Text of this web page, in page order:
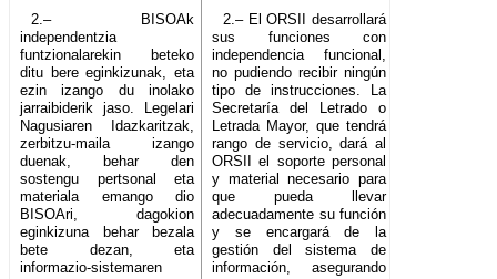
2.– BISOAk
independentzia
funtzionalarekin beteko
ditu bere eginkizunak, eta
ezin izango du inolako
jarraibiderik jaso. Legelari
Nagusiaren Idazkaritzak,
zerbitzu-maila izango
duenak, behar den
sostengu pertsonal eta
materiala emango dio
BISOAri, dagokion
eginkizuna behar bezala
bete dezan, eta
informazio-sistemaren
2.– El ORSII desarrollará
sus funciones con
independencia funcional,
no pudiendo recibir ningún
tipo de instrucciones. La
Secretaría del Letrado o
Letrada Mayor, que tendrá
rango de servicio, dará al
ORSII el soporte personal
y material necesario para
que pueda llevar
adecuadamente su función
y se encargará de la
gestión del sistema de
información, asegurando